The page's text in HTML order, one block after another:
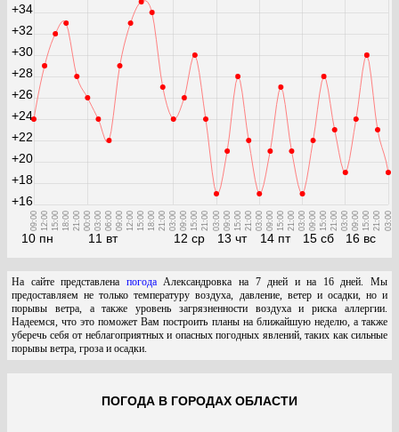
10 пн
09:00 12:00 15:00 18:00 21:00
11 вт
00:00 03:00 06:00 09:00 12:00 15:00 18:00 21:00
12 ср
03:00 09:00 15:00 21:00
13 чт
03:00 09:00 15:00 21:00
14 пт
03:00 09:00 15:00 21:00
15 сб
03:00 09:00 15:00 21:00
16 вс
03:00 09:00 15:00 21:00 03:00
+16
+18
+20
+22
+24
+26
+28
+30
+32
+34
На сайте представлена погодаАлександровка на 7 дней и на 16 дней. Мы
предоставляем не только температуру воздуха, давление, ветер и осадки, но и
порывы ветра, а также уровень загрязненности воздуха и риска аллергии.
Надеемся, что это поможет Вам построить планы на ближайшую неделю, а также
уберечь себя от неблагоприятных и опасных погодных явлений, таких как сильные
порывы ветра, гроза и осадки.
ПОГОДА В ГОРОДАХ ОБЛАСТИ